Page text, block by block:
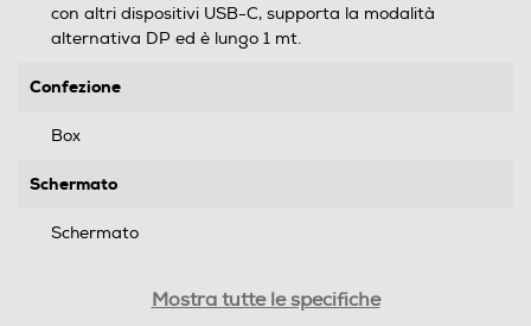
con altri dispositivi USB-C, supporta la modalità
alternativa DP ed è lungo 1 mt.
Confezione
Box
Schermato
Schermato
Mostra tutte le specifiche